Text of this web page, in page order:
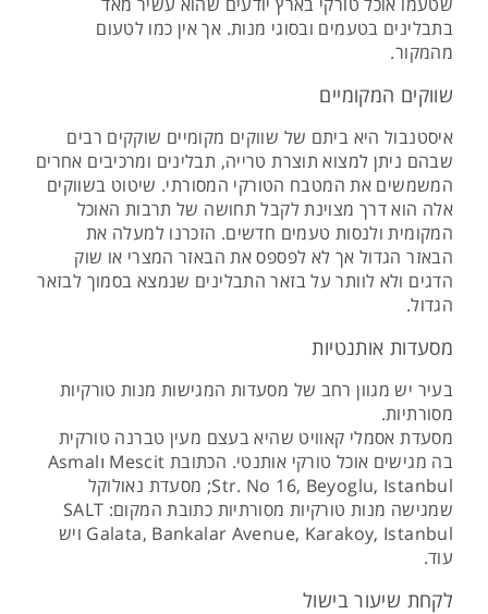
בתבלינים בטעמים ובסוגי מנות. אך אין כמו לטעום
מהמקור.
שווקים המקומיים
איסטנבול היא ביתם של שווקים מקומיים שוקקים רבים
שבהם ניתן למצוא תוצרת טרייה, תבלינים ומרכיבים אחרים
המשמשים את המטבח הטורקי המסורתי. שיטוט בשווקים
אלה הוא דרך מצוינת לקבל תחושה של תרבות האוכל
המקומית ולנסות טעמים חדשים. הזכרנו למעלה את
הבאזר הגדול אך לא לפספס את הבאזר המצרי או שוק
הדגים ולא לוותר על בזאר התבלינים שנמצא בסמוך לבזאר
הגדול.
מסעדות אותנטיות
בעיר יש מגוון רחב של מסעדות המגישות מנות טורקיות
מסורתיות.
מסעדת אסמלי קאוויט שהיא בעצם מעין טברנה טורקית
בה מגישים אוכל טורקי אותנטי. הכתובת Asmalı Mescit
Str. No 16, Beyoglu, Istanbul; מסעדת נאולוקל
שמגישה מנות טורקיות מסורתיות כתובת המקום: SALT
Galata, Bankalar Avenue, Karakoy, Istanbul ויש
עוד.
לקחת שיעור בישול